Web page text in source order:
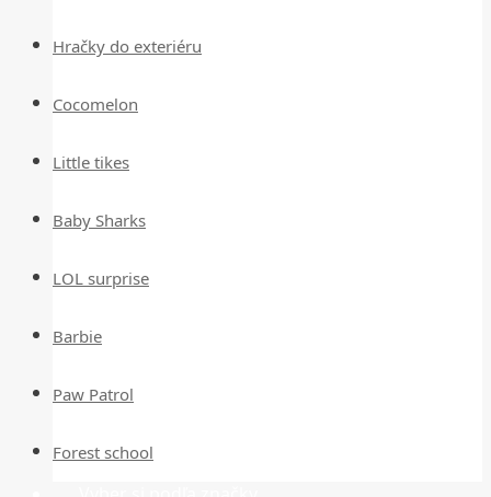
Hračky do exteriéru
Cocomelon
Little tikes
Baby Sharks
LOL surprise
Barbie
Paw Patrol
Forest school